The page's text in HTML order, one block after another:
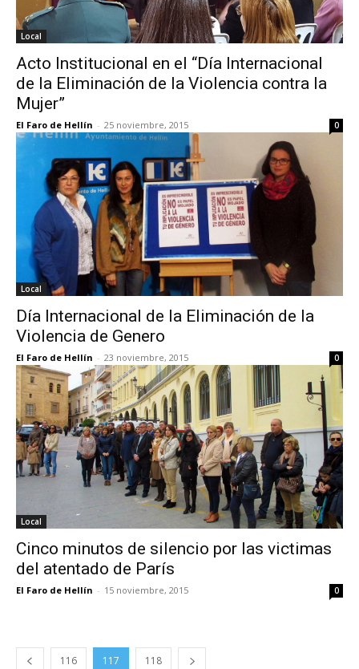
Local
Acto Institucional en el “Día Internacional
de la Eliminación de la Violencia contra la
Mujer”
El Faro de Hellín - 25 noviembre, 2015 0
Local
Día Internacional de la Eliminación de la
Violencia de Genero
El Faro de Hellín - 23 noviembre, 2015 0
Local
Cinco minutos de silencio por las victimas
del atentado de París
El Faro de Hellín - 15 noviembre, 2015 0
116 117 118